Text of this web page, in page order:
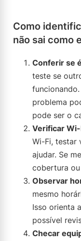
Como
não sai como
Conferir se
teste se
problema
pode ser o
Verificar Wi-
Wi-Fi, testar
ajudar. Se
cobertura
Observar
mesmo
Isso orienta
possível
Checar